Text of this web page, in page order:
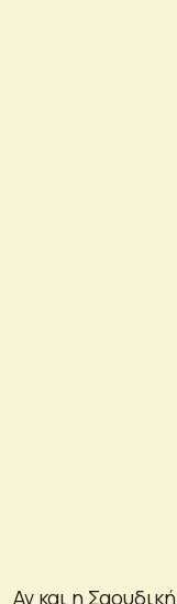
Αν και η